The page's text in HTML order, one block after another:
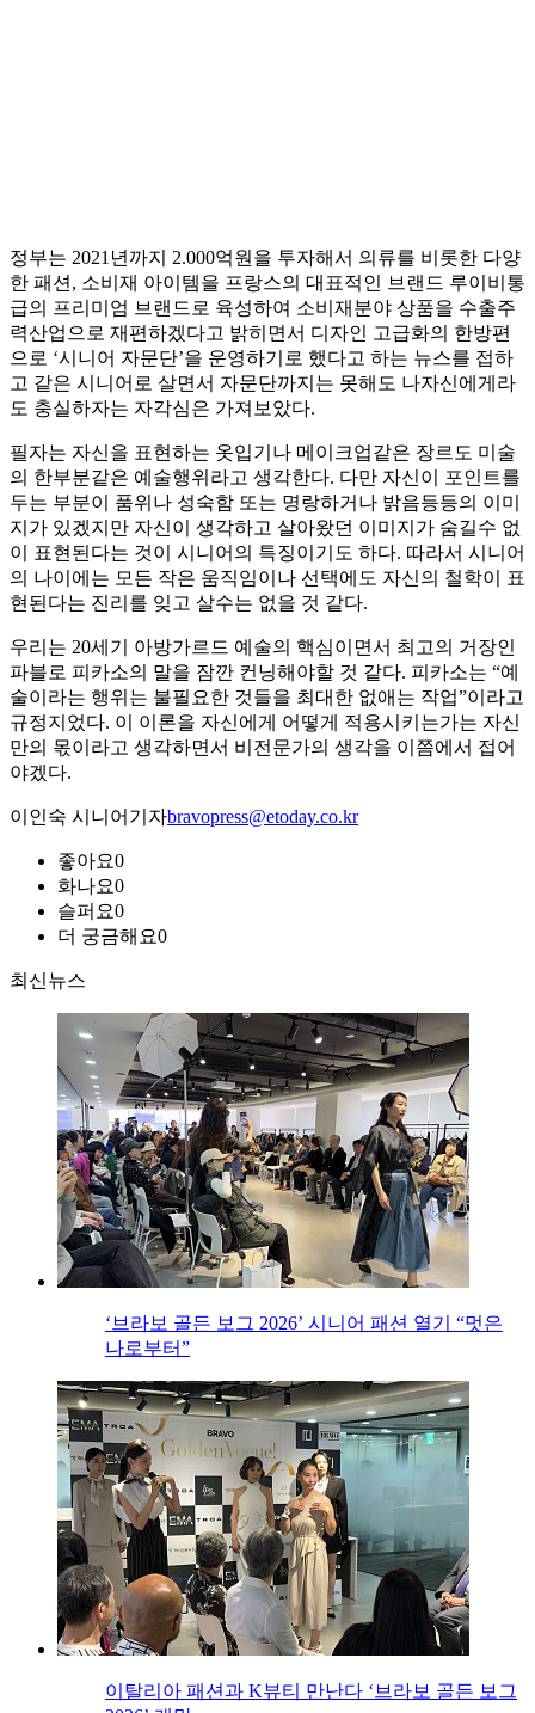
정부는 2021년까지 2.000억원을 투자해서 의류를 비롯한 다양
한 패션, 소비재 아이템을 프랑스의 대표적인 브랜드 루이비통
급의 프리미엄 브랜드로 육성하여 소비재분야 상품을 수출주
력산업으로 재편하겠다고 밝히면서 디자인 고급화의 한방편
으로 ‘시니어 자문단’을 운영하기로 했다고 하는 뉴스를 접하
고 같은 시니어로 살면서 자문단까지는 못해도 나자신에게라
도 충실하자는 자각심은 가져보았다.
필자는 자신을 표현하는 옷입기나 메이크업같은 장르도 미술
의 한부분같은 예술행위라고 생각한다. 다만 자신이 포인트를
두는 부분이 품위나 성숙함 또는 명랑하거나 밝음등등의 이미
지가 있겠지만 자신이 생각하고 살아왔던 이미지가 숨길수 없
이 표현된다는 것이 시니어의 특징이기도 하다. 따라서 시니어
의 나이에는 모든 작은 움직임이나 선택에도 자신의 철학이 표
현된다는 진리를 잊고 살수는 없을 것 같다.
우리는 20세기 아방가르드 예술의 핵심이면서 최고의 거장인
파블로 피카소의 말을 잠깐 컨닝해야할 것 같다. 피카소는 “예
술이라는 행위는 불필요한 것들을 최대한 없애는 작업”이라고
규정지었다. 이 이론을 자신에게 어떻게 적용시키는가는 자신
만의 몫이라고 생각하면서 비전문가의 생각을 이쯤에서 접어
야겠다.
이인숙 시니어기자bravopress@etoday.co.kr
좋아요0
화나요0
슬퍼요0
더 궁금해요0
최신뉴스
‘브라보 골든 보그 2026’ 시니어 패션 열기 “멋은
나로부터”
이탈리아 패션과 K뷰티 만난다 ‘브라보 골든 보그